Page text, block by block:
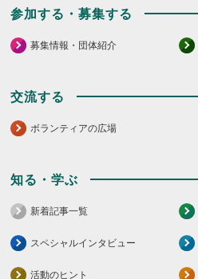
参加する・募集する
募集情報・団体紹介
交流する
ボランティアの広場
知る・学ぶ
新着記事一覧
スペシャルインタビュー
活動のヒント